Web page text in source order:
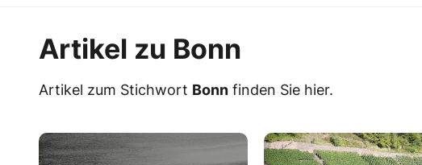
Artikel zu Bonn
Artikel zum Stichwort Bonn finden Sie hier.